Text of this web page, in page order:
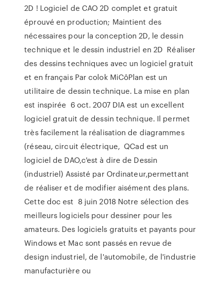
2D ! Logiciel de CAO 2D complet et gratuit
éprouvé en production; Maintient des
nécessaires pour la conception 2D, le dessin
technique et le dessin industriel en 2D Réaliser
des dessins techniques avec un logiciel gratuit
et en français Par colok MiCôPlan est un
utilitaire de dessin technique. La mise en plan
est inspirée 6 oct. 2007 DIA est un excellent
logiciel gratuit de dessin technique. Il permet
très facilement la réalisation de diagrammes
(réseau, circuit électrique, QCad est un
logiciel de DAO,c'est à dire de Dessin
(industriel) Assisté par Ordinateur,permettant
de réaliser et de modifier aisément des plans.
Cette doc est 8 juin 2018 Notre sélection des
meilleurs logiciels pour dessiner pour les
amateurs. Des logiciels gratuits et payants pour
Windows et Mac sont passés en revue de
design industriel, de l'automobile, de l'industrie
manufacturière ou